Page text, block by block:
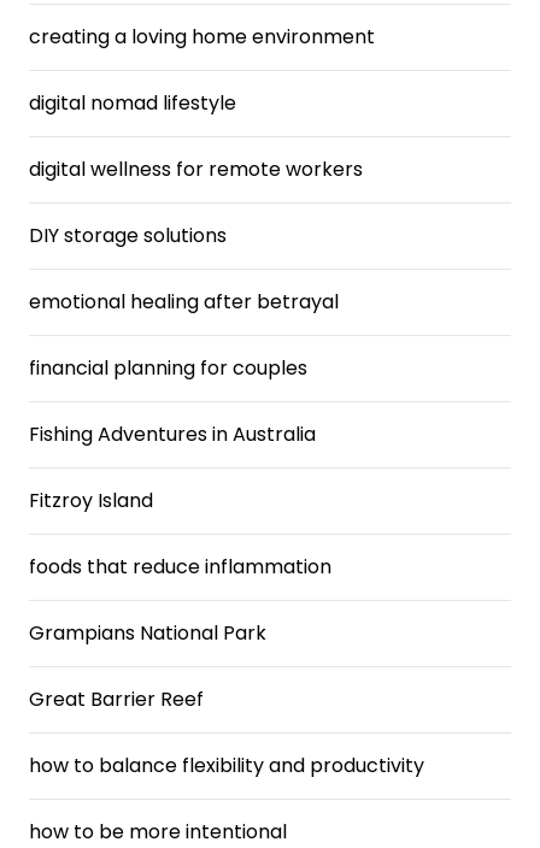
creating a loving home environment
digital nomad lifestyle
digital wellness for remote workers
DIY storage solutions
emotional healing after betrayal
financial planning for couples
Fishing Adventures in Australia
Fitzroy Island
foods that reduce inflammation
Grampians National Park
Great Barrier Reef
how to balance flexibility and productivity
how to be more intentional